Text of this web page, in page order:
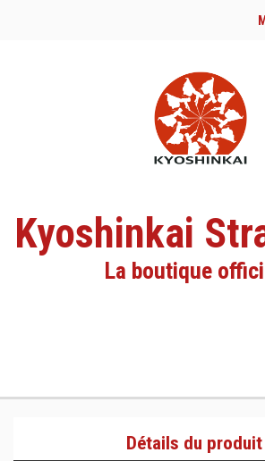
Site Web du club
Facebook
Se connecter
Panier (vide)
Kyoshinkai
La boutique
Zoodies/Vestes
Détails du produit